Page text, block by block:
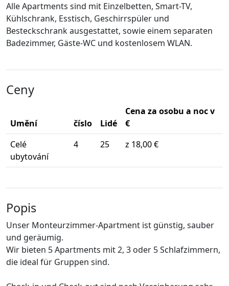
Alle Apartments sind mit Einzelbetten, Smart-TV,
Kühlschrank, Esstisch, Geschirrspüler und
Besteckschrank ausgestattet, sowie einem separaten
Badezimmer, Gäste-WC und kostenlosem WLAN.
Ceny
Umění číslo Lidé
Cena za osobu a noc v
€
Celé
ubytování
4 25 z 18,00 €
Popis
Unser Monteurzimmer-Apartment ist günstig, sauber
und geräumig.
Wir bieten 5 Apartments mit 2, 3 oder 5 Schlafzimmern,
die ideal für Gruppen sind.